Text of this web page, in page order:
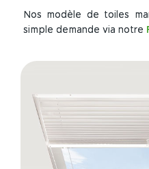
Nos modèle de toiles
simple demande via notre